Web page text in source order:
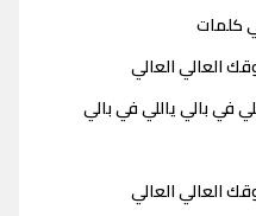
كلمات
العالي العالي
في بالي ياللي في بالي
العالي العالي